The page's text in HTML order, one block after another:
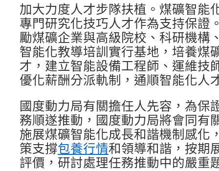
加大力度人才步隊扶植。煤礦智能
專門研究化技巧人才作為支持保證
勵煤礦企業與高級院校、科研機構
智能化教導培訓實行基地，培養煤
才，建立智能設備工程師、運維技
優化薪酬分派軌制，通順智能化人
國度動力局有關擔任人先容，為保
務順遂推動，國度動力局將會同有
施展煤礦智能化成長和諧機制感化
策支撐包養行情和領導和諧，按期
評價，研討處理任務推動中的嚴重